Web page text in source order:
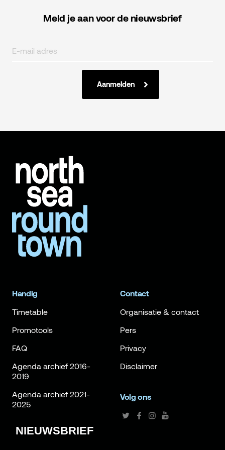
Meld je aan voor de nieuwsbrief
Aanmelden
Handig
Timetable
Promotools
FAQ
Agenda archief 2016-
2019
Agenda archief 2021-
2025
Contact
Organisatie & contact
Pers
Privacy
Disclaimer
Volg ons